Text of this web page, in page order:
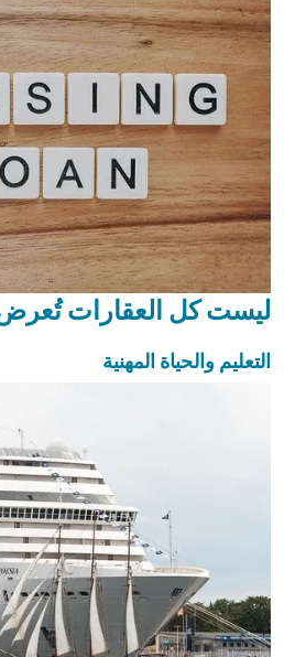
ليست كل العقارات
التعليم والحياة المهنية